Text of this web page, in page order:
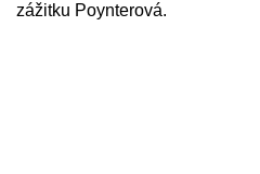
zážitku Poynterová.